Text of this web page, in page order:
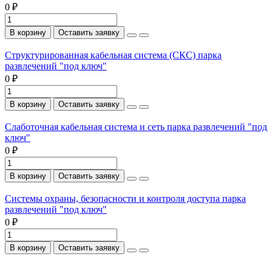
0 ₽
В корзину Оставить заявку
Структурированная кабельная система (СКС) парка
развлечений "под ключ"
0 ₽
В корзину Оставить заявку
Слаботочная кабельная система и сеть парка развлечений "под
ключ"
0 ₽
В корзину Оставить заявку
Системы охраны, безопасности и контроля доступа парка
развлечений "под ключ"
0 ₽
В корзину Оставить заявку